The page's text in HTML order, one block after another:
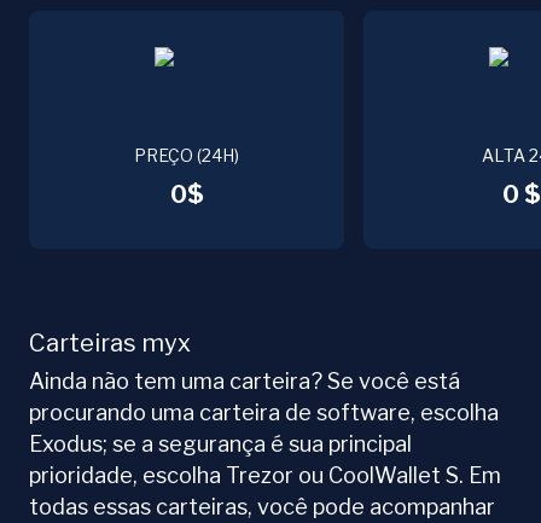
PREÇO (24H)
0$
ALTA
0 $
Carteiras myx
Ainda não tem uma carteira? Se você está
procurando uma carteira de software, escolha
Exodus; se a segurança é sua principal
prioridade, escolha Trezor ou CoolWallet S. Em
todas essas carteiras, você pode acompanhar